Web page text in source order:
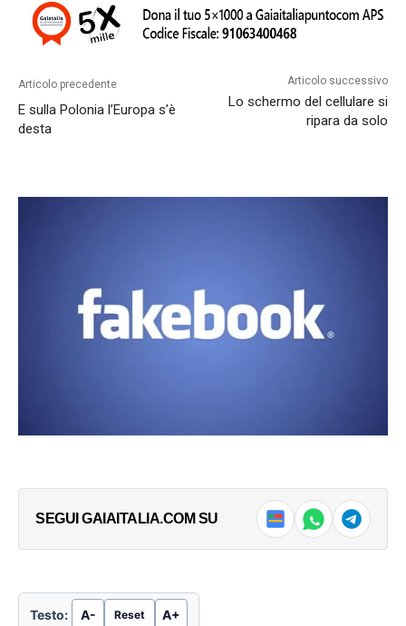
Articolo precedente
E sulla Polonia l’Europa s’è
desta
Articolo successivo
Lo schermo del cellulare si
ripara da solo
SEGUI GAIAITALIA.COM SU
Testo: A- Reset A+